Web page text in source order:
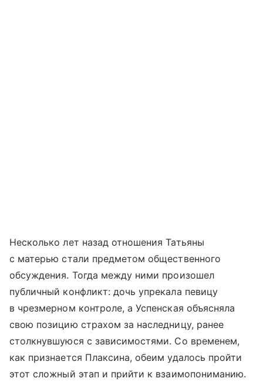
Несколько лет назад отношения Татьяны
с матерью стали предметом общественного
обсуждения. Тогда между ними произошел
публичный конфликт: дочь упрекала певицу
в чрезмерном контроле, а Успенская объясняла
свою позицию страхом за наследницу, ранее
столкнувшуюся с зависимостями. Со временем,
как признается Плаксина, обеим удалось пройти
этот сложный этап и прийти к взаимопониманию.